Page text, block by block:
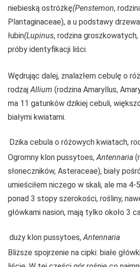
niebieską ostróżkę(Penstemon,
Plantaginaceae), a u podstawy
łubin(Lupinus, rodzina groszkowatych,
próby identyfikacji liści.
Wędrując dalej, znalazłem cebulę o
rodzajAllium (rodzina Amaryllus,
ma 11 gatunków dzikiej cebuli,
białymi kwiatami.
Dzika cebula o różowych kwiatach,
Ogromny klon pussytoes,Antennaria
słoneczników, Asteraceae), biały
umieściłem niczego w skali, ale ma 4-
ponad 3 stopy szerokości, rośliny,
główkami nasion, mają tylko około 3
duży klon pussytoes,Antennaria
Bliższe spojrzenie na cipki: białe